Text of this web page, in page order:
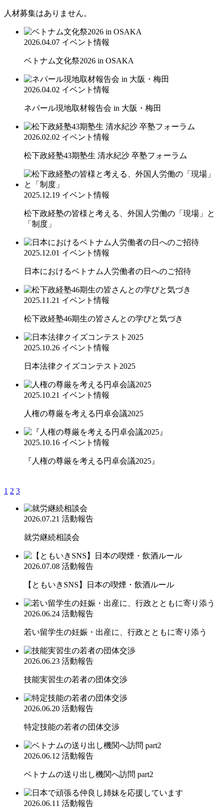
人材募集はありません。
2026.04.07 イベント情報
ベトナム文化祭2026 in OSAKA
2026.04.02 イベント情報
ネパール現地取材報告会 in 大阪・梅田
2026.02.02 イベント情報
松下政経塾43期塾生 清水紀沙 卒塾フォーラム
2025.12.19 イベント情報
松下政経塾の皆様と考える、外国人労働の「現場」と
「制度」
2025.12.01 イベント情報
日本におけるベトナム人労働者の日へのご招待
2025.11.21 イベント情報
松下政経塾46期生の皆さんとの学びと気づき
2025.10.26 イベント情報
日本法律クイズコンテスト2025
2025.10.21 イベント情報
人権の尊厳を考える円卓会議2025
2025.10.16 イベント情報
『人権の尊厳を考える円卓会議2025』
1 2 3
2026.07.21 活動報告
就労継続相談会
2026.07.08 活動報告
【ともいきSNS】日本の喫煙・飲酒ルール
2026.06.24 活動報告
若い留学生の妊娠・出産に、行政とともに寄り添う
2026.06.23 活動報告
技能実習生の若者の団体交渉
2026.06.20 活動報告
特定技能の若者の団体交渉
2026.06.12 活動報告
ベトナムの送り出し機関へ訪問 part2
2026.06.11 活動報告